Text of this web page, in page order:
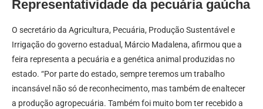
Representatividade da pecuária gaúcha
O secretário da Agricultura, Pecuária, Produção Sustentável e
Irrigação do governo estadual, Márcio Madalena, afirmou que a
feira representa a pecuária e a genética animal produzidas no
estado. “Por parte do estado, sempre teremos um trabalho
incansável não só de reconhecimento, mas também de enaltecer
a produção agropecuária. Também foi muito bom ter recebido a